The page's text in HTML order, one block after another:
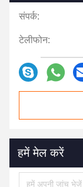
संपर्क:
टेलीफोन:
हमें मेल करें